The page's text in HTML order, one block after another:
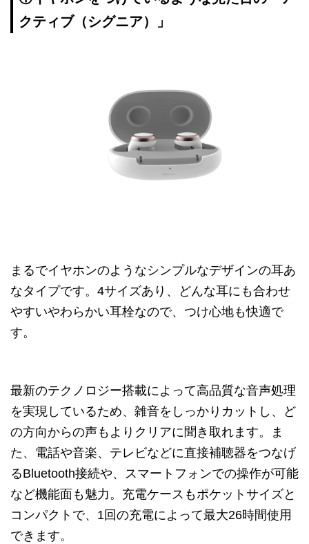
クティブ（シグニア）」
まるでイヤホンのようなシンプルなデザインの耳あ
なタイプです。4サイズあり、どんな耳にも合わせ
やすいやわらかい耳栓なので、つけ心地も快適で
す。
最新のテクノロジー搭載によって高品質な音声処理
を実現しているため、雑音をしっかりカットし、ど
の方向からの声もよりクリアに聞き取れます。ま
た、電話や音楽、テレビなどに直接補聴器をつなげ
るBluetooth接続や、スマートフォンでの操作が可能
など機能面も魅力。充電ケースもポケットサイズと
コンパクトで、1回の充電によって最大26時間使用
できます。